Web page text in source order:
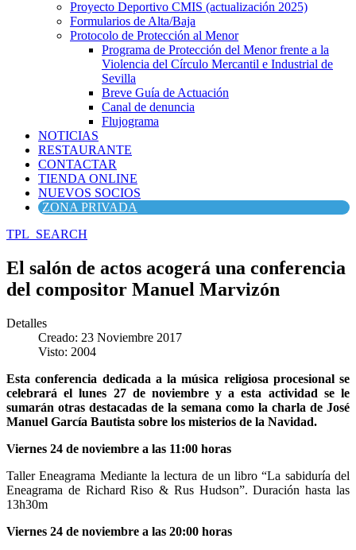
Proyecto Deportivo CMIS (actualización 2025)
Formularios de Alta/Baja
Protocolo de Protección al Menor
Programa de Protección del Menor frente a la
Violencia del Círculo Mercantil e Industrial de
Sevilla
Breve Guía de Actuación
Canal de denuncia
Flujograma
NOTICIAS
RESTAURANTE
CONTACTAR
TIENDA ONLINE
NUEVOS SOCIOS
ZONA PRIVADA
TPL_SEARCH
El salón de actos acogerá una conferencia
del compositor Manuel Marvizón
Detalles
Creado: 23 Noviembre 2017
Visto: 2004
Esta conferencia dedicada a la música religiosa procesional se
celebrará el lunes 27 de noviembre y a esta actividad se le
sumarán otras destacadas de la semana como la charla de José
Manuel García Bautista sobre los misterios de la Navidad.
Viernes 24 de noviembre a las 11:00 horas
Taller Eneagrama Mediante la lectura de un libro “La sabiduría del
Eneagrama de Richard Riso & Rus Hudson”. Duración hasta las
13h30m
Viernes 24 de noviembre a las 20:00 horas